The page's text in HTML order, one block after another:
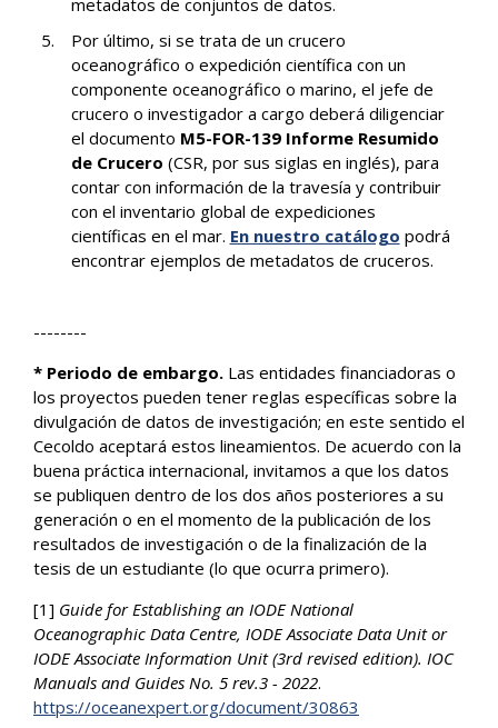
Por último, si se trata de un crucero
oceanográfico o expedición científica con un
componente oceanográfico o marino, el jefe de
crucero o investigador a cargo deberá diligenciar
el documento M5-FOR-139 Informe Resumido
de Crucero (CSR, por sus siglas en inglés), para
contar con información de la travesía y contribuir
con el inventario global de expediciones
científicas en el mar. En nuestro catálogo podrá
encontrar ejemplos de metadatos de cruceros.
--------
* Periodo de embargo. Las entidades financiadoras o
los proyectos pueden tener reglas específicas sobre la
divulgación de datos de investigación; en este sentido el
Cecoldo aceptará estos lineamientos. De acuerdo con la
buena práctica internacional, invitamos a que los datos
se publiquen dentro de los dos años posteriores a su
generación o en el momento de la publicación de los
resultados de investigación o de la finalización de la
tesis de un estudiante (lo que ocurra primero).
[1] Guide for Establishing an IODE National
Oceanographic Data Centre, IODE Associate Data Unit or
IODE Associate Information Unit (3rd revised edition). IOC
Manuals and Guides No. 5 rev.3 - 2022.
https://oceanexpert.org/document/30863